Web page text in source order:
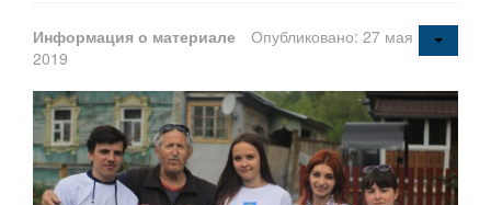
Информация о материале
Опубликовано: 27 мая
2019